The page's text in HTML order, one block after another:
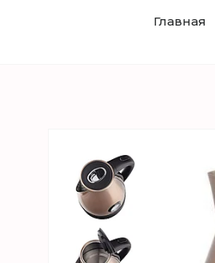
Главная